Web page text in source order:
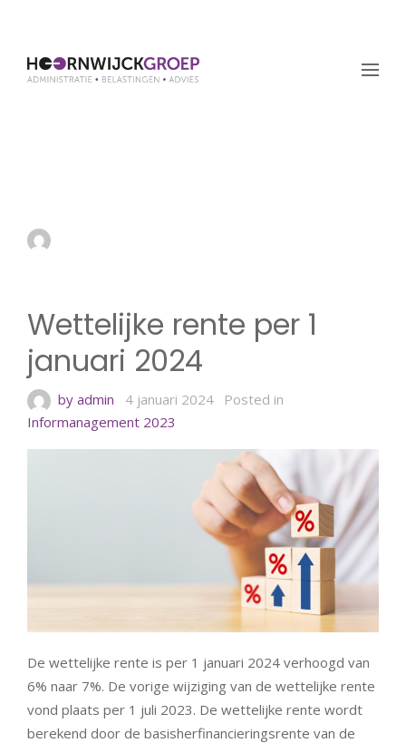
Wettelijke rente per 1
januari 2024
by admin 4 januari 2024
Posted in
Informanagement 2023
De wettelijke rente is per 1 januari 2024 verhoogd van
6% naar 7%. De vorige wijziging van de wettelijke rente
vond plaats per 1 juli 2023. De wettelijke rente wordt
berekend door de basisherfinancieringsrente van de